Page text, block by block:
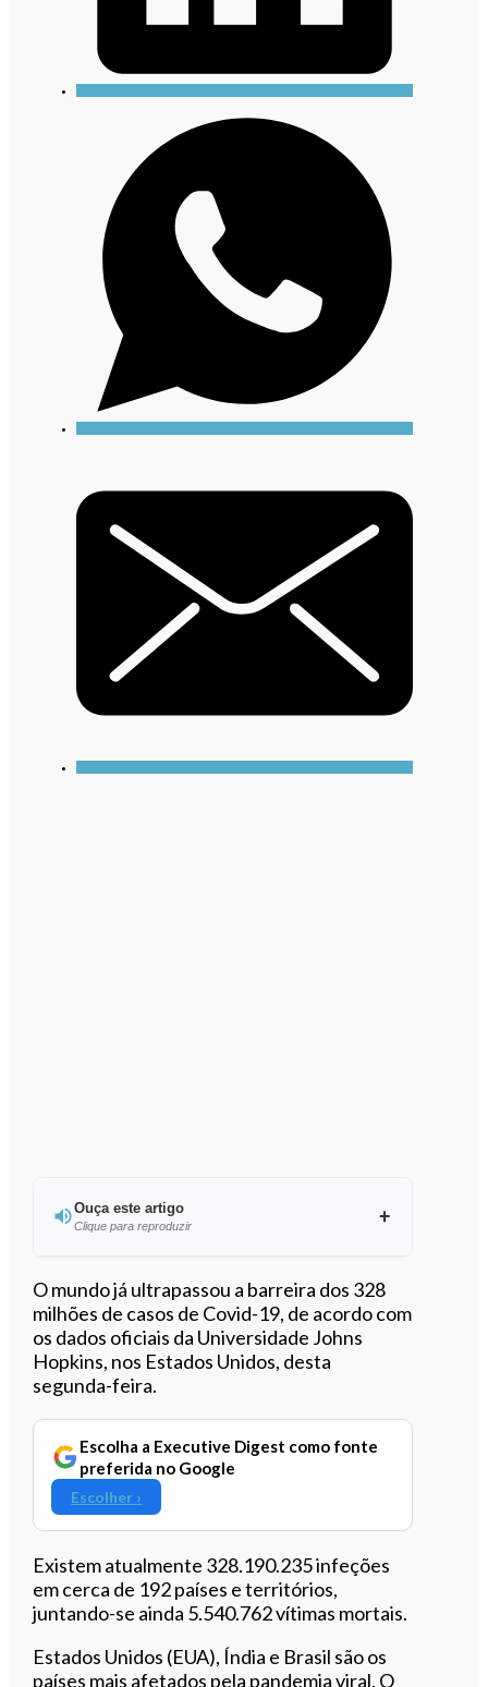
Ouça este artigo
Clique para reproduzir
Ouvir este artigo
O mundo já ultrapassou a barreira dos 328
milhões de casos de Covid-19, de acordo com
os dados oficiais da Universidade Johns
Hopkins, nos Estados Unidos, desta
segunda-feira.
Escolha a Executive Digest como fonte
preferida no Google
Escolher ›
Existem atualmente 328.190.235 infeções
em cerca de 192 países e territórios,
juntando-se ainda 5.540.762 vítimas mortais.
Estados Unidos (EUA), Índia e Brasil são os
países mais afetados pela pandemia viral. O